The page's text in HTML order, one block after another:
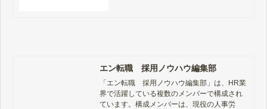
エン転職 採用ノウハウ編集部
「エン転職　採用ノウハウ編集部」は、HR業
界で活躍している複数のメンバーで構成され
ています。構成メンバーは、現役の人事労